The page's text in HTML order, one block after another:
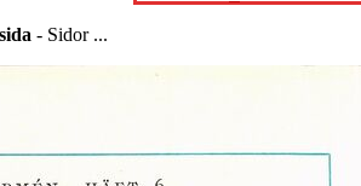
- Sidor ...